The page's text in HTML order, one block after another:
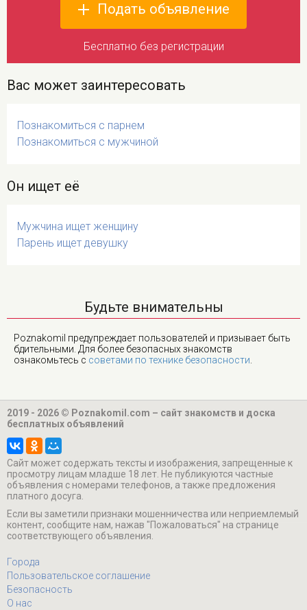
Подать объявление
Бесплатно без регистрации
Вас может заинтересовать
Познакомиться с парнем
Познакомиться с мужчиной
Он ищет её
Мужчина ищет женщину
Парень ищет девушку
Будьте внимательны
Poznakomil предупреждает пользователей и призывает быть
бдительными. Для более безопасных знакомств
ознакомьтесь с советами по технике безопасности
2019 - 2026 © Poznakomil.com – сайт знакомств и доска
бесплатных объявлений
Cайт может содержать тексты и изображения, запрещенные к
просмотру лицам младше 18 лет. Не публикуются частные
объявления с номерами телефонов, а также предложения
платного досуга.
Если вы заметили признаки мошенничества или неприемлемый
контент, сообщите нам, нажав "Пожаловаться" на странице
соответствующего объявления.
Города
Пользовательское соглашение
Безопасность
О нас